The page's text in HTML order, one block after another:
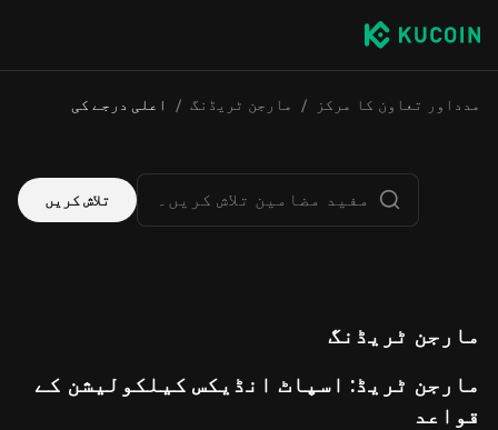
مدداور تعاون کا مرکز / مارجن ٹریڈنگ / اعلی درجے کی
تلاش کریں
مارجن ٹریڈنگ
مارجن ٹریڈ: اسپاٹ انڈیکس کیلکولیشن کے
قواعد